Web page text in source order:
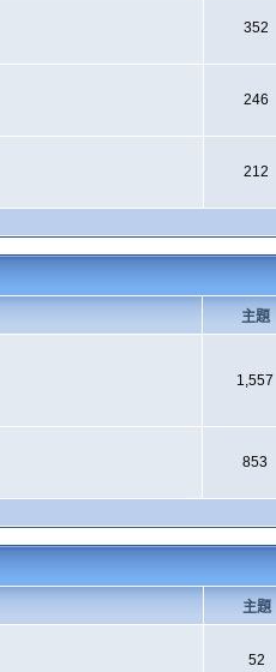
352
246
212
主題
1,557
853
主題
52